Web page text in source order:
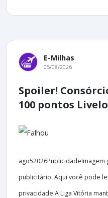
E-Milhas
05/08/2026
Spoiler!
100 pontos
publicitário. Aqui você pode
privacidade.A Liga Vitória